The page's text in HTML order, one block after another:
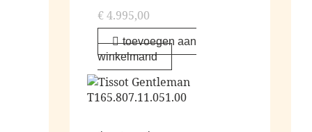
€4.995,00
toevoegen aan
winkelmand